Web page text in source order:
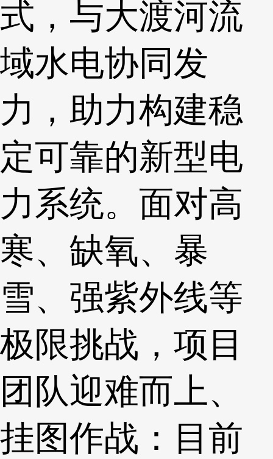
式，与大渡河流
域水电协同发
力，助力构建稳
定可靠的新型电
力系统。面对高
寒、缺氧、暴
雪、强紫外线等
极限挑战，项目
团队迎难而上、
挂图作战：目前